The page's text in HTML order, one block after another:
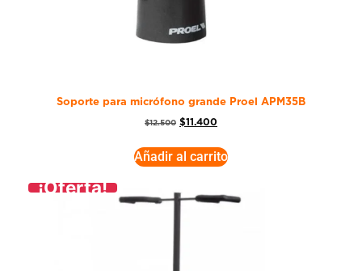
Soporte para micrófono grande Proel APM35B
$12.500 $11.400
Añadir al carrito
¡Oferta!